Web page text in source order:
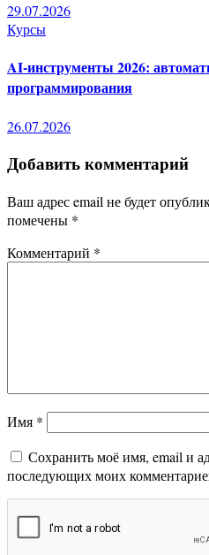
29.07.2026
Курсы
AI-инструменты 2026:
программирования
26.07.2026
Добавить комментарий
Ваш адрес email не будет
помечены *
Комментарий *
Имя *
Сохранить моё имя, email и
последующих моих